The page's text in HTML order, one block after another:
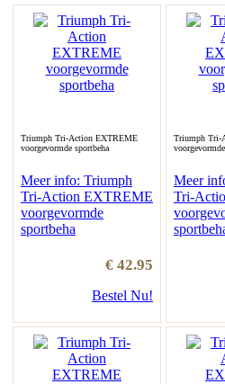
Triumph Tri-Action EXTREME
voorgevormde sportbeha
Meer info: Triumph
Tri-Action EXTREME
voorgevormde
sportbeha
€ 42.95
Bestel Nu!
Triumph Tri-
Meer
Tri-